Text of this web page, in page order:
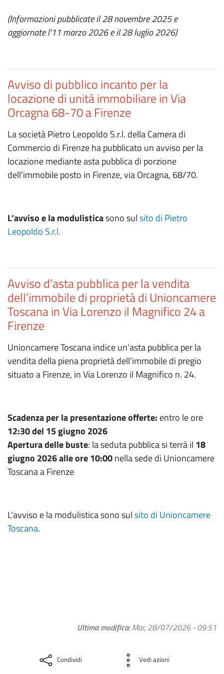
(Informazioni pubblicate il 28 novembre 2025 e
aggiornate l'11 marzo 2026 e il 28 luglio 2026)
Avviso di pubblico incanto per la
locazione di unità immobiliare in Via
Orcagna 68-70 a Firenze
La società Pietro Leopoldo S.r.l. della Camera di
Commercio di Firenze ha pubblicato un avviso per la
locazione mediante asta pubblica di porzione
dell’immobile posto in Firenze, via Orcagna, 68/70.
L’avviso e la modulisticasono sulsito di Pietro
Leopoldo S.r.l.
Avviso d’asta pubblica per la vendita
dell’immobile di proprietà di Unioncamere
Toscana in Via Lorenzo il Magnifico 24 a
Firenze
Unioncamere Toscana indice un’asta pubblica per la
vendita della piena proprietà dell’immobile di pregio
situato a Firenze, in Via Lorenzo il Magnifico n. 24.
Scadenza per la presentazione offerte: entro le ore
12:30 del 15 giugno 2026
Apertura delle buste: la seduta pubblica si terrà il 18
giugno 2026 alle ore 10:00nella sede di Unioncamere
Toscana a Firenze
L’avviso e la modulistica sono sulsito di Unioncamere
Toscana.
Ultima modifica Mar, 28/07/2026 - 09:51
Condividi Vedi azioni